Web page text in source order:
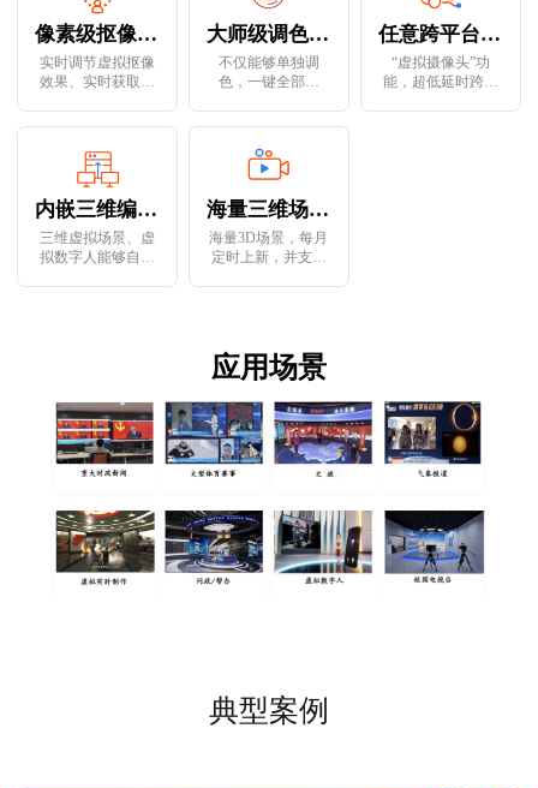
效果
像素级抠像功能
实时调节虚拟抠像
效果、实时获取任
有多次取色抠像、
边缘处理和抑色等
功能
大师级调色/LUT
不仅能够单独调
色，一键全部全
持上传本地cube/png
格式LUT
任意跨平台直播输出
“虚拟摄像头”功
能，超低延时跨平
内嵌三维编辑器
三维虚拟场景、虚
拟数字人能够自定
海量三维场景库
海量3D场景，每月
定时上新，并支持
以全景观看+连线
应用场景
典型案例